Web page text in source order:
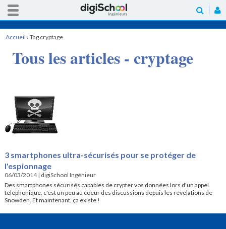
Accueil › Tag cryptage
Tous les articles - cryptage
3 smartphones ultra-sécurisés pour se protéger de
l'espionnage
06/03/2014| digiSchool Ingénieur
Des smartphones sécurisés capables de crypter vos données lors d'un appel
téléphonique, c'est un peu au coeur des discussions depuis les révélations de
Snowden. Et maintenant, ça existe !